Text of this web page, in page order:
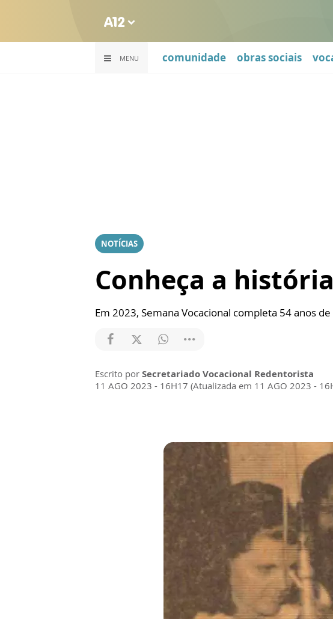
MENU comunidade obras sociais
NOTÍCIAS
Conheça a
Em 2023, Semana Vocacional completa 54 anos
Escrito por Secretariado Vocacional Redentorista
11 AGO 2023 - 16H17 (Atualizada em 11 AGO 2023 -